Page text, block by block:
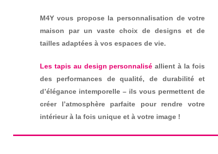
M4Y vous propose la personnalisation de votre
maison par un vaste choix de designs et de
tailles adaptées à vos espaces de vie.
Les tapis au design personnalisé allient à la fois
des performances de qualité, de durabilité et
d’élégance intemporelle – ils vous permettent de
créer l’atmosphère parfaite pour rendre votre
intérieur à la fois unique et à votre image !